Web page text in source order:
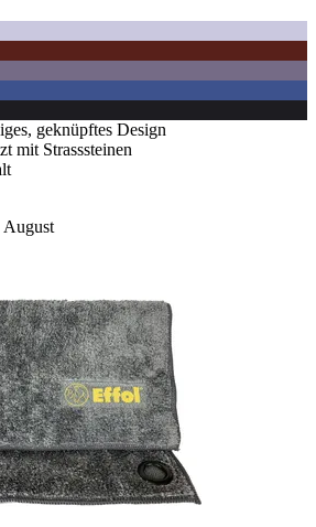
geknüpftes Design
mit Strasssteinen
August